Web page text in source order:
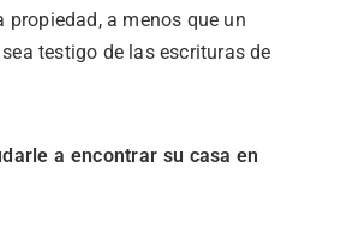
propiedad, a menos que un
testigo de las escrituras de
a encontrar su casa en